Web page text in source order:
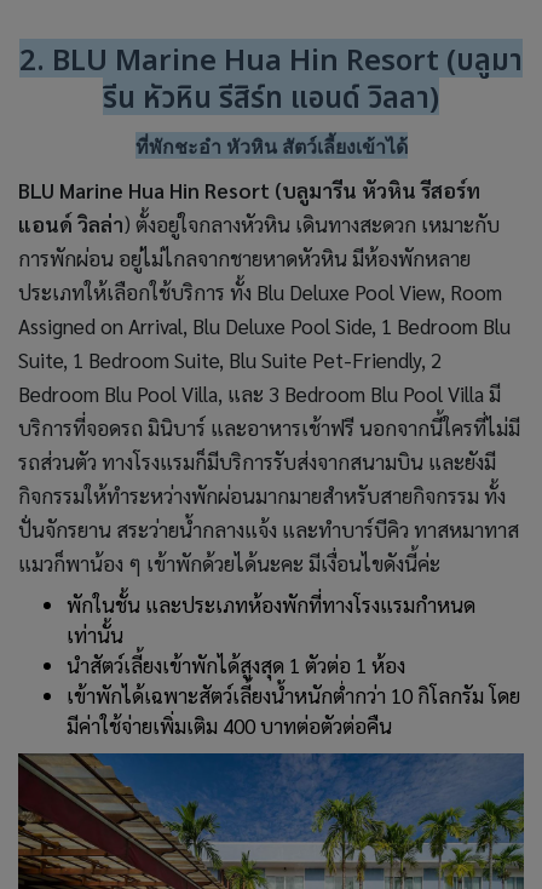
2. BLU Marine Hua Hin Resort (บลูมา
รีน หัวหิน รีสิร์ท แอนด์ วิลลา)
ที่พักชะอำ หัวหิน สัตว์เลี้ยงเข้าได้
BLU Marine Hua Hin Resort (บลูมารีน หัวหิน รีสอร์ท
แอนด์ วิลล่า) ตั้งอยู่ใจกลางหัวหิน เดินทางสะดวก เหมาะกับ
การพักผ่อน อยู่ไม่ไกลจากชายหาดหัวหิน มีห้องพักหลาย
ประเภทให้เลือกใช้บริการ ทั้ง Blu Deluxe Pool View, Room
Assigned on Arrival, Blu Deluxe Pool Side, 1 Bedroom Blu
Suite, 1 Bedroom Suite, Blu Suite Pet-Friendly, 2
Bedroom Blu Pool Villa, และ 3 Bedroom Blu Pool Villa มี
บริการที่จอดรถ มินิบาร์ และอาหารเช้าฟรี นอกจากนี้ใครที่ไม่มี
รถส่วนตัว ทางโรงแรมก็มีบริการรับส่งจากสนามบิน และยังมี
กิจกรรมให้ทำระหว่างพักผ่อนมากมายสำหรับสายกิจกรรม ทั้ง
ปั่นจักรยาน สระว่ายน้ำกลางแจ้ง และทำบาร์บีคิว ทาสหมาทาส
แมวก็พาน้อง ๆ เข้าพักด้วยได้นะคะ มีเงื่อนไขดังนี้ค่ะ
พักในชั้น และประเภทห้องพักที่ทางโรงแรมกำหนด
เท่านั้น
นำสัตว์เลี้ยงเข้าพักได้สูงสุด 1 ตัวต่อ 1 ห้อง
เข้าพักได้เฉพาะสัตว์เลี้ยงน้ำหนักต่ำกว่า 10 กิโลกรัม โดย
มีค่าใช้จ่ายเพิ่มเติม 400 บาทต่อตัวต่อคืน